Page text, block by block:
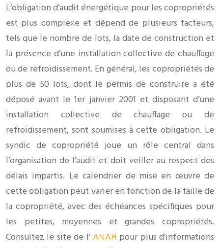
L’obligation d’audit énergétique pour les copropriétés
est plus complexe et dépend de plusieurs facteurs,
tels que le nombre de lots, la date de construction et
la présence d’une installation collective de chauffage
ou de refroidissement. En général, les copropriétés de
plus de 50 lots, dont le permis de construire a été
déposé avant le 1er janvier 2001 et disposant d’une
installation collective de chauffage ou de
refroidissement, sont soumises à cette obligation. Le
syndic de copropriété joue un rôle central dans
l’organisation de l’audit et doit veiller au respect des
délais impartis. Le calendrier de mise en œuvre de
cette obligation peut varier en fonction de la taille de
la copropriété, avec des échéances spécifiques pour
les petites, moyennes et grandes copropriétés.
Consultez le site de l’ANAH pour plus d’informations